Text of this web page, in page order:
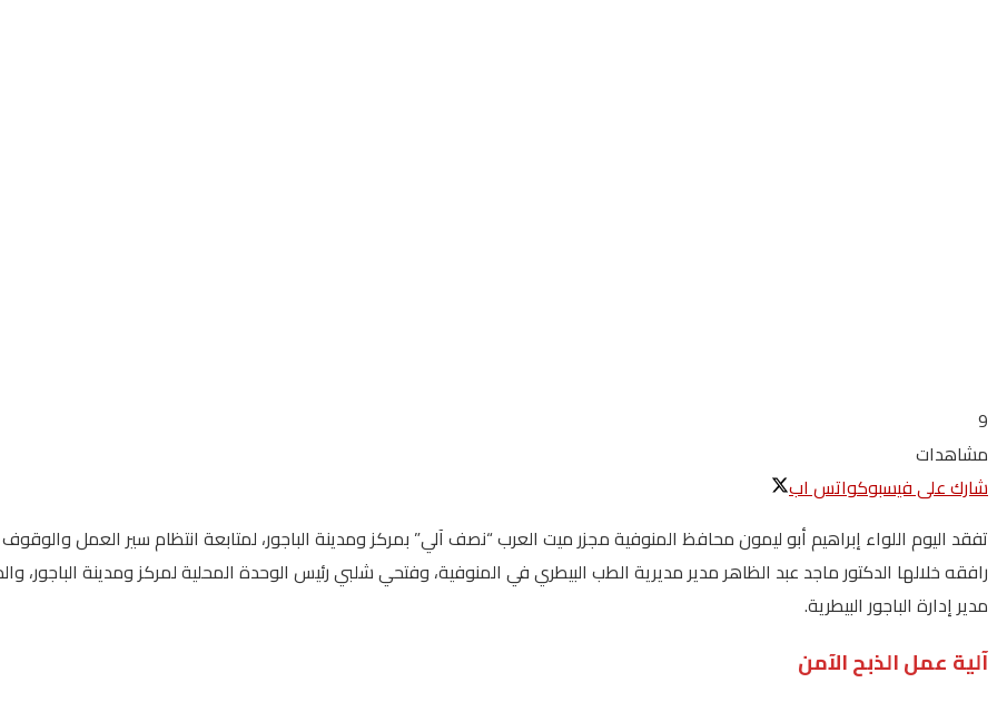
9
مشاهدات
شارك على فيسبوكواتس اب
تفقد اليوم اللواء إبراهيم أبو ليمون محافظ المنوفية مجزر ميت العرب “نصف آلي” بمركز ومدينة الباجور، لمتابعة انتظام سير العمل
رافقه خلالها الدكتور ماجد عبد الظاهر مدير مديرية الطب البيطري في المنوفية، وفتحي شلبي رئيس الوحدة المحلية لمركز ومدينة الباجور،
مدير إدارة الباجور البيطرية.
آلية عمل الذبح الآمن